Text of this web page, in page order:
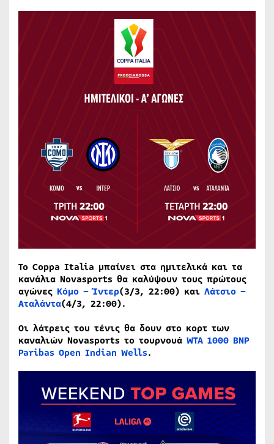
Το Coppa Italia μπαίνει στα ημιτελικά και τα
κανάλια Novasports θα καλύψουν τους πρώτους
αγώνες Κόμο – Ίντερ(3/3, 22:00) και Λάτσιο –
Αταλάντα(4/3, 22:00).
Οι λάτρεις του τένις θα δουν στο κορτ των
καναλιών Novasports το τουρνουά WTA 1000 BNP
Paribas Open Indian Wells.